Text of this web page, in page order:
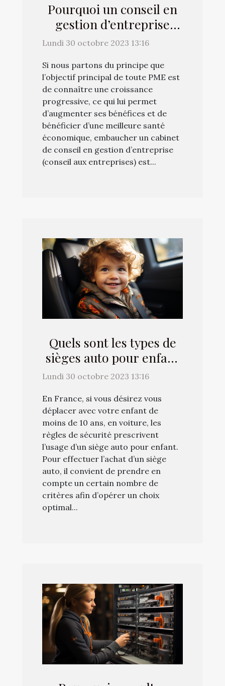
Pourquoi un conseil en
gestion d’entreprise
favorise-t-il la
Lundi 30 octobre 2023 13:16
Si nous partons du principe que
l’objectif principal de toute PME est
de connaître une croissance
progressive, ce qui lui permet
d’augmenter ses bénéfices et de
bénéficier d’une meilleure santé
économique, embaucher un cabinet
de conseil en gestion d’entreprise
(conseil aux entreprises) est...
Quels sont les types de
sièges auto pour enfant
et combien ils coûtent ?
Lundi 30 octobre 2023 13:16
En France, si vous désirez vous
déplacer avec votre enfant de
moins de 10 ans, en voiture, les
règles de sécurité prescrivent
l’usage d’un siège auto pour enfant.
Pour effectuer l’achat d’un siège
auto, il convient de prendre en
compte un certain nombre de
critères afin d’opérer un choix
optimal...